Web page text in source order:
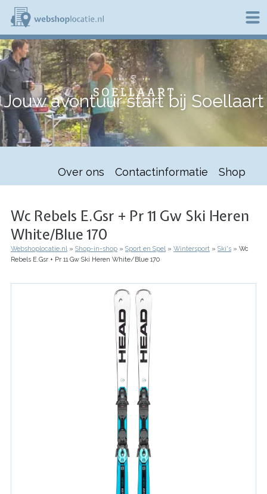
Overslaan
naar
de
inhoud
gaan
W
e
b
o
p
c
l
Jouw avontuur start bij Soellaart
Over ons Contactinformatie Shop
Wc Rebels E.Gsr + Pr 11 Gw Ski Heren
White/Blue 170
Kruimelpad
Webshoplocatie.nl Shop-in-shop Sport en Spel Wintersport Ski's
Wc
Rebels E.Gsr + Pr 11 Gw Ski Heren White/Blue 170